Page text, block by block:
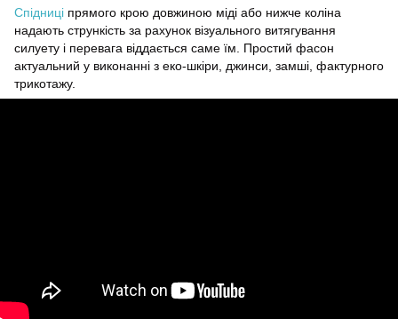
Спідниці прямого крою довжиною міді або нижче коліна
надають стрункість за рахунок візуального витягування
силуету і перевага віддається саме їм. Простий фасон
актуальний у виконанні з еко-шкіри, джинси, замші, фактурного
трикотажу.